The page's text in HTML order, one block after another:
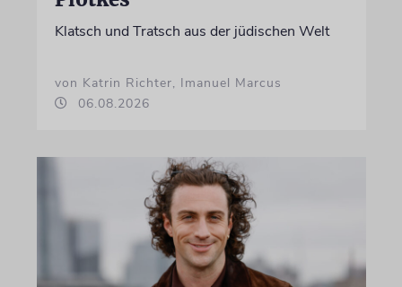
Klatsch und Tratsch aus der jüdischen Welt
von Katrin Richter, Imanuel Marcus
06.08.2026